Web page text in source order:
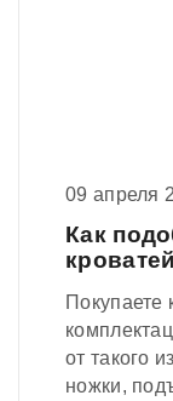
09 апреля
Как
Покупаете
от такого
ножки,